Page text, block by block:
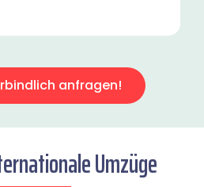
anfragen!
Umzüge